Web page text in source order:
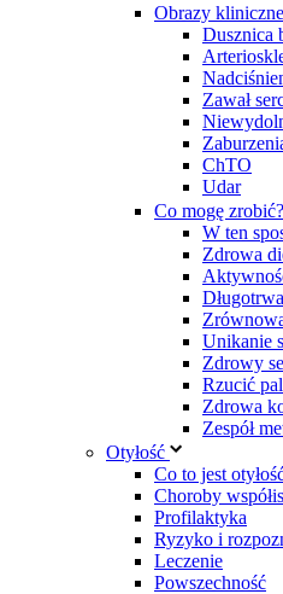
Obrazy kliniczne
Dusznica
Zawał
ChTO
Udar
Co mogę zrobić?
W ten
Zdrowa
Unikanie
Zdrowy
Rzucić
Zdrowa
Zespół
Otyłość
Co to jest
Choroby
Profilaktyka
Ryzyko i
Leczenie
Powszechność